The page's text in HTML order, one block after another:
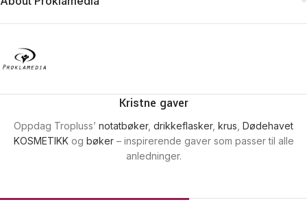
Kristne gaver
Oppdag Tropluss’ notatbøker, drikkeflasker, krus Dødehavet
KOSMETIKKog bøker– inspirerende gaver som passer til alle
anledninger.